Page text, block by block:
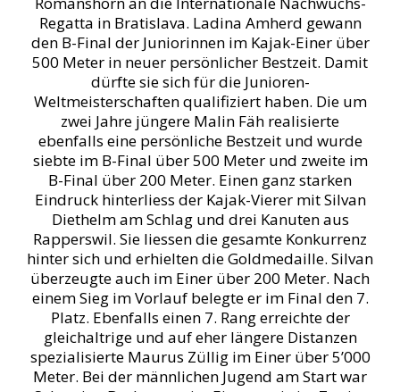
Regatta in Bratislava. Ladina Amherd gewann
den B-Final der Juniorinnen im Kajak-Einer über
500 Meter in neuer persönlicher Bestzeit. Damit
dürfte sie sich für die Junioren-
Weltmeisterschaften qualifiziert haben. Die um
zwei Jahre jüngere Malin Fäh realisierte
ebenfalls eine persönliche Bestzeit und wurde
siebte im B-Final über 500 Meter und zweite im
B-Final über 200 Meter. Einen ganz starken
Eindruck hinterliess der Kajak-Vierer mit Silvan
Diethelm am Schlag und drei Kanuten aus
Rapperswil. Sie liessen die gesamte Konkurrenz
hinter sich und erhielten die Goldmedaille. Silvan
überzeugte auch im Einer über 200 Meter. Nach
einem Sieg im Vorlauf belegte er im Final den 7.
Platz. Ebenfalls einen 7. Rang erreichte der
gleichaltrige und auf eher längere Distanzen
spezialisierte Maurus Züllig im Einer über 5’000
Meter. Bei der männlichen Jugend am Start war